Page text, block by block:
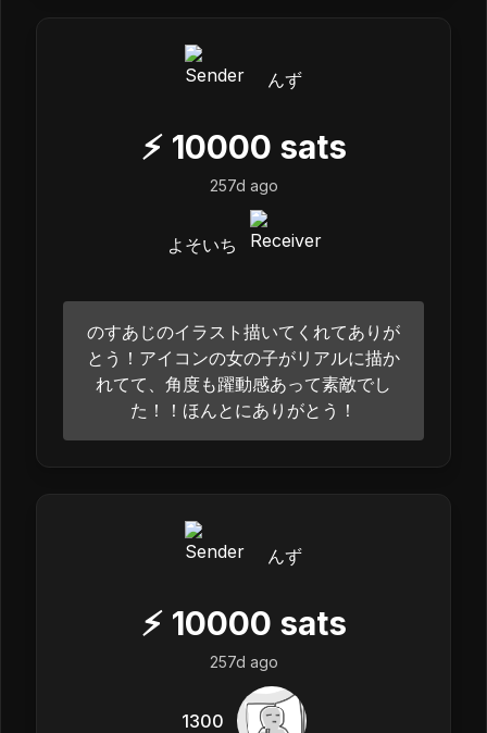
んず
⚡ 10000 sats
257d ago
よそいち
のすあじのイラスト描いてくれてありが
とう！アイコンの女の子がリアルに描か
れてて、角度も躍動感あって素敵でし
た！！ほんとにありがとう！
んず
⚡ 10000 sats
257d ago
1300